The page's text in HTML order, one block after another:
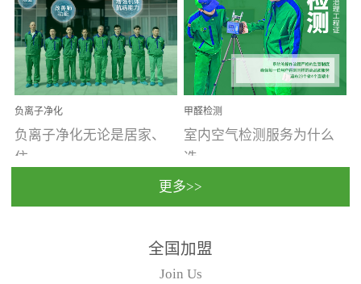
分、通风四个条件影响，
温暖潮湿、营养物质多、
通风缓慢的空间最易滋生
大量霉菌的...
车的甲醛超标问题更为严
重。汽车的空间范围小，
配件、皮具、装饰多，这
些都是汽...
负离子净化
负离子净化无论是居家、
住...
动，人类长时间停留的室
内空间都有整体消毒的需
甲醛检测
室内空气检测服务为什么
选...
行国家规定的标准检测方
法，空气采样量准确，检
更多>>
全国加盟
Join Us